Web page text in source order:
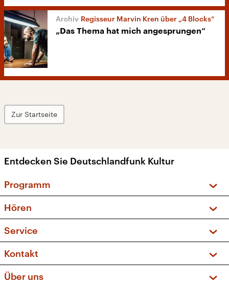
Regisseur Marvin Kren über „4 Blocks“
„Das Thema hat mich angesprungen“
Zur Startseite
Entdecken Sie Deutschlandfunk Kultur
Programm
Sendungen und Podcasts
Musikliste
Kakadu – Das Kinderprogramm
Hören
Frequenzen (UKW + DAB+)
Service
FAQ
Apps
Newsletter
Kontakt
Über uns